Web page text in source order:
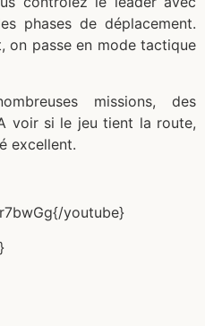
phases de déplacement.
on passe en mode tactique
missions, des
voir si le jeu tient la route,
excellent.
youtube}